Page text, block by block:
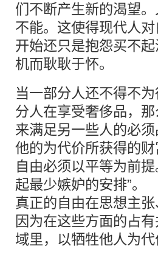
们不断产生新的渴望
不能。这使得现代人
开始还只是抱怨买不
机而耿耿于怀。
当一部分人还不得不
分人在享受奢侈品，
来满足另一些人的必
他的为代价所获得的财
自由必须以平等为前
起最少嫉妒的安排”。
真正的自由在思想主
因为在这些方面的占
域里，以牺牲他人为代